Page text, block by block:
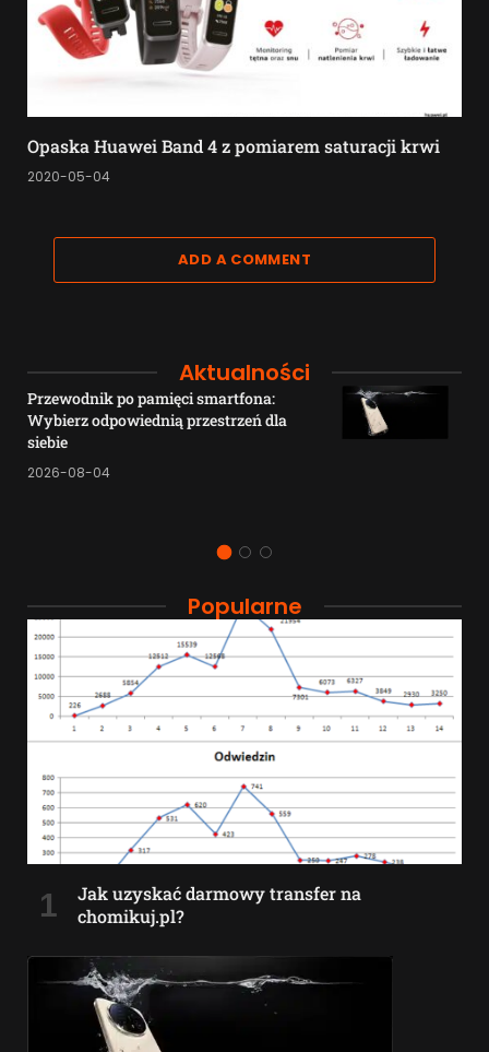
Opaska Huawei Band 4 z pomiarem saturacji krwi
2020-05-04
ADD A COMMENT
Aktualności
Przewodnik po pamięci smartfona:
Wybierz odpowiednią przestrzeń dla
siebie
2026-08-04
Popularne
Jak uzyskać darmowy transfer na
chomikuj.pl?